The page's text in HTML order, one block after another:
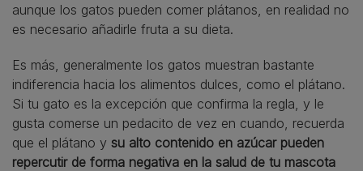
aunque los gatos pueden comer plátanos, en realidad no
es necesario añadirle fruta a su dieta.
Es más, generalmente los gatos muestran bastante
indiferencia hacia los alimentos dulces, como el plátano.
Si tu gato es la excepción que confirma la regla, y le
gusta comerse un pedacito de vez en cuando, recuerda
que el plátano y su alto contenido en azúcar pueden
repercutir de forma negativa en la salud de tu mascota